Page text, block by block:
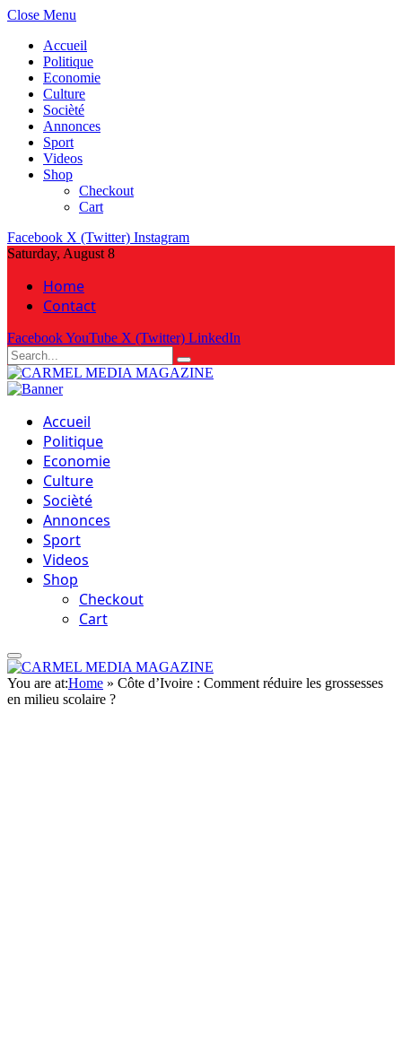
Close Menu
Accueil
Politique
Economie
Culture
Socièté
Annonces
Sport
Videos
Shop
Checkout
Cart
Facebook X (Twitter) Instagram
Saturday, August 8
Home
Contact
FacebookYouTube X (Twitter) LinkedIn
Accueil
Politique
Economie
Culture
Socièté
Annonces
Sport
Videos
Shop
Checkout
Cart
You are at:Home » Côte d’Ivoire : Comment réduire les grossesses
en milieu scolaire ?